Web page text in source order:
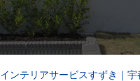
インテリアサービスすずき｜